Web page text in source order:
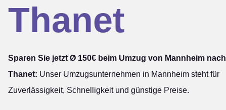
Thanet
Sparen Sie jetzt Ø 150€ beim Umzug von Mannheim nach
Thanet: Unser Umzugsunternehmen in Mannheim steht für
Zuverlässigkeit, Schnelligkeit und günstige Preise.